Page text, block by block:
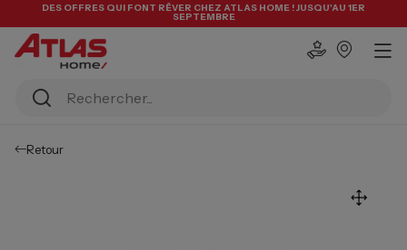
DES OFFRES QUI FONT RÊVER CHEZ ATLAS HOME ! JUSQU'AU 1ER
SEPTEMBRE
Retour